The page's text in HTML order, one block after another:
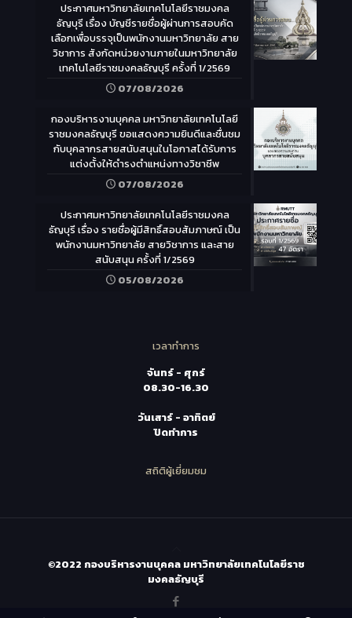
ประกาศมหาวิทยาลัยเทคโนโลยีราชมงคล
ธัญบุรี เรื่อง บัญชีรายชื่อผู้ผ่านการสอบคัด
เลือกเพื่อบรรจุเป็นพนักงานมหาวิทยาลัย สาย
วิชาการ สังกัดหน่วยงานภายในมหาวิทยาลัย
เทคโนโลยีราชมงคลธัญบุรี ครั้งที่ 1/2569
07/08/2026
กองบริหารงานบุคคล มหาวิทยาลัยเทคโนโลยี
ราชมงคลธัญบุรี ขอแสดงความยินดีและชื่นชม
กับบุคลากรสายสนับสนุนในโอกาสได้รับการ
แต่งตั้งให้ดำรงตำแหน่งทางวิชาชีพ
07/08/2026
ประกาศมหาวิทยาลัยเทคโนโลยีราชมงคล
ธัญบุรี เรื่อง รายชื่อผู้มีสิทธิ์สอบสัมภาษณ์ เป็น
พนักงานมหาวิทยาลัย สายวิชาการ และสาย
สนับสนุน ครั้งที่ 1/2569
05/08/2026
เวลาทำการ
จันทร์ - ศุกร์
08.30-16.30
วันเสาร์ - อาทิตย์
ปิดทำการ
สถิติผู้เยี่ยมชม
©2022 กองบริหารงานบุคคล มหาวิทยาลัยเทคโนโลยีราช
มงคลธัญบุรี